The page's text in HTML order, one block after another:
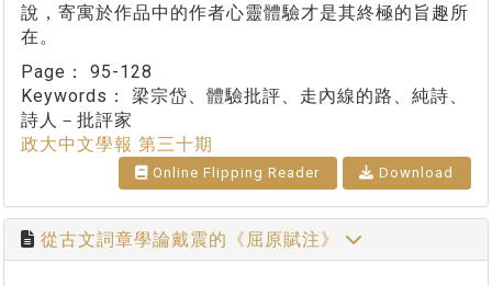
說，寄寓於作品中的作者心靈體驗才是其終極的旨趣所
在。
Page： 95-128
Keywords： 梁宗岱、體驗批評、走內線的路、純詩、
詩人－批評家
政大中文學報 第三十期
Online Flipping Reader Download
從古文詞章學論戴震的《屈原賦注》